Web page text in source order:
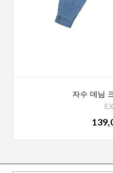
자수 데님